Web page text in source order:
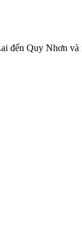
đến Quy Nhơn